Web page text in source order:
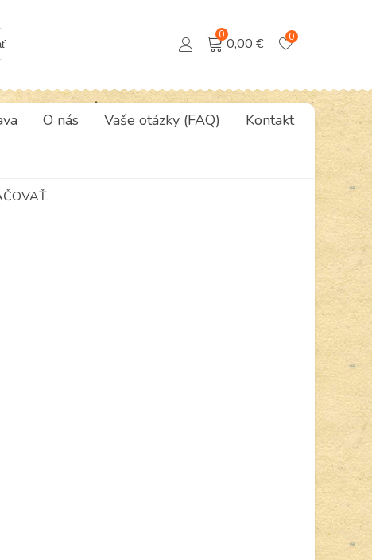
0
0,00 € 0
O nás Vaše otázky (FAQ) Kontakt